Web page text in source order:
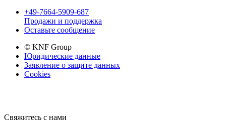
+49-7664-5909-687
Продажи и поддержка
Оставьте сообщение
© KNF Group
Юридические данные
Заявление о защите данных
Cookies
Свяжитесь с нами